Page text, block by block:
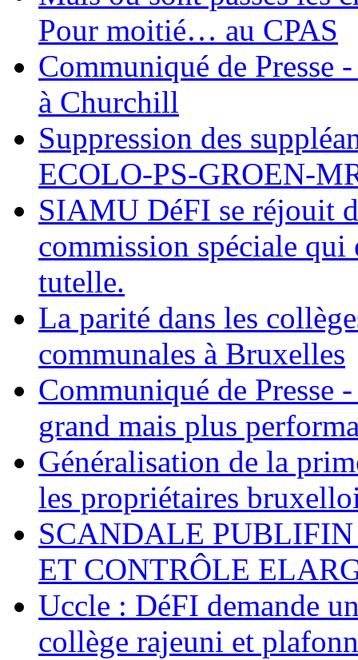
Pour moitié… au CPAS
Communiqué de Presse
à Churchill
Suppression des
ECOLO-PS-GROEN-
SIAMU DéFI se réjouit
commission spéciale qui
tutelle.
La parité dans les
communales à Bruxelles
Communiqué de Presse
grand mais plus
Généralisation de la
les propriétaires
SCANDALE
ET CONTRÔLE
Uccle : DéFI demande
collège rajeuni et